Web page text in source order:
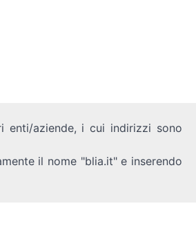
enti/aziende, i cui indirizzi sono
il nome "blia.it" e inserendo